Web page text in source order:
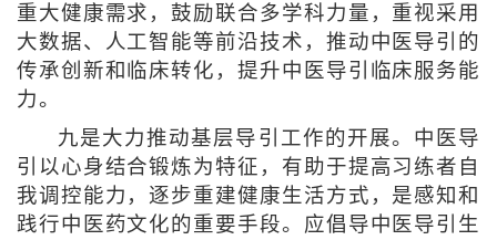
重大健康需求，鼓励联合多学科力量，重视采用
大数据、人工智能等前沿技术，推动中医导引的
传承创新和临床转化，提升中医导引临床服务能
力。
九是大力推动基层导引工作的开展。中医导
引以心身结合锻炼为特征，有助于提高习练者自
我调控能力，逐步重建健康生活方式，是感知和
践行中医药文化的重要手段。应倡导中医导引生